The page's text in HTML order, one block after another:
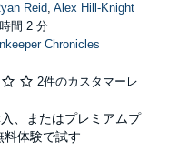
Reid, Alex Hill-Knight
間 2 分
Chronicles
2件のカスタマーレ
、またはプレミアムプ
料体験で試す